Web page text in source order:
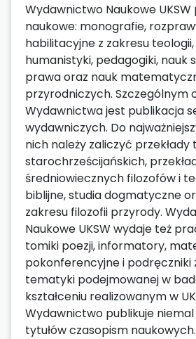
Wydawnictwo Naukowe
naukowe: monografie,
habilitacyjne z zakresu teologii,
humanistyki, pedagogiki, nauk
prawa oraz nauk
przyrodniczych. Szczególnym
Wydawnictwa jest publikacja
wydawniczych. Do
nich należy zaliczyć
starochrześcijańskich,
średniowiecznych filozofów i
biblijne, studia dogmatyczne
zakresu filozofii przyrody.
Naukowe UKSW wydaje też
tomiki poezji, informatory,
pokonferencyjne i podręczniki
tematyki podejmowanej w
kształceniu realizowanym w
Wydawnictwo publikuje
tytułów czasopism naukowych.